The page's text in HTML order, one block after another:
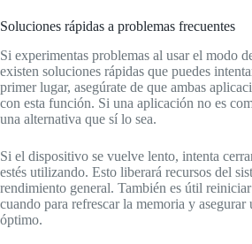
Soluciones rápidas a problemas frecuentes
Si experimentas problemas al usar el modo
existen soluciones rápidas que puedes
primer lugar, asegúrate de que ambas
con esta función. Si una aplicación no es
una alternativa que sí lo sea.
Si el dispositivo se vuelve lento, intenta
estés utilizando. Esto liberará recursos del
rendimiento general. También es útil
cuando para refrescar la memoria y
óptimo.